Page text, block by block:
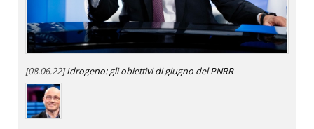
[08.06.22]Idrogeno: gli obiettivi di giugno del PNRR